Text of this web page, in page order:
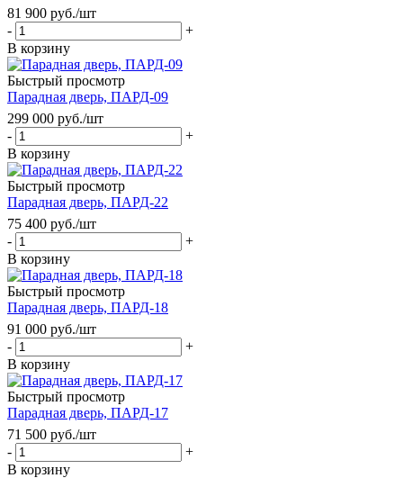
81 900 руб./шт
-
+
В корзину
Быстрый просмотр
Парадная дверь, ПАРД-09
299 000 руб./шт
-
+
В корзину
Быстрый просмотр
Парадная дверь, ПАРД-22
75 400 руб./шт
-
+
В корзину
Быстрый просмотр
Парадная дверь, ПАРД-18
91 000 руб./шт
-
+
В корзину
Быстрый просмотр
Парадная дверь, ПАРД-17
71 500 руб./шт
-
+
В корзину